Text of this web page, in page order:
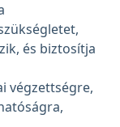
és biztosítja
végzettségre,